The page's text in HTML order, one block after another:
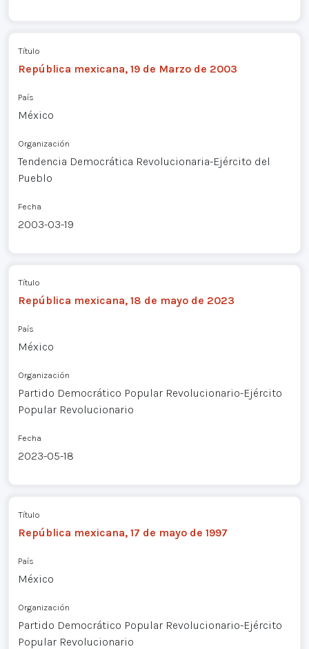
Título
República mexicana, 19 de Marzo de 2003
País
México
Organización
Tendencia Democrática Revolucionaria-Ejército del
Pueblo
Fecha
2003-03-19
Título
República mexicana, 18 de mayo de 2023
País
México
Organización
Partido Democrático Popular Revolucionario-Ejército
Popular Revolucionario
Fecha
2023-05-18
Título
República mexicana, 17 de mayo de 1997
País
México
Organización
Partido Democrático Popular Revolucionario-Ejército
Popular Revolucionario